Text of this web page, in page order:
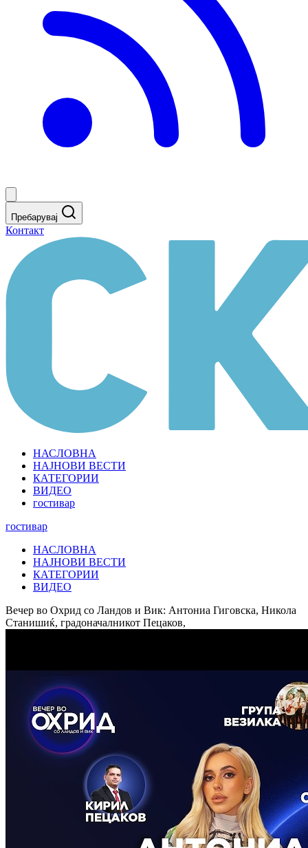
Пребарувај
Контакт
НАСЛОВНА
НАЈНОВИ ВЕСТИ
КАТЕГОРИИ
ВИДЕО
гостивар
гостивар
НАСЛОВНА
НАЈНОВИ ВЕСТИ
КАТЕГОРИИ
ВИДЕО
Вечер во Охрид со Ландов и Вик: Антониа Гиговска, Никола
Станишиќ, градоначалникот Пецаков,